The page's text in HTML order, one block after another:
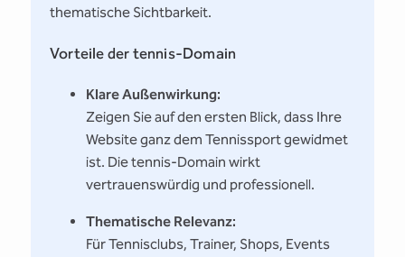
thematische Sichtbarkeit.
Vorteile der tennis-Domain
Klare Außenwirkung:
Zeigen Sie auf den ersten Blick, dass Ihre
Website ganz dem Tennissport gewidmet
ist. Die tennis-Domain wirkt
vertrauenswürdig und professionell.
Thematische Relevanz:
Für Tennisclubs, Trainer, Shops, Events